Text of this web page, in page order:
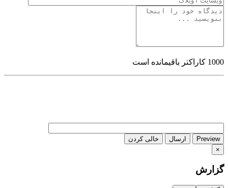
1000 کاراکتر باقیمانده است
Preview ارسال
خالی کردن
×
گزارش